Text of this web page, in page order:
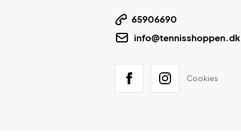
65906690
info@tennisshoppen.dk
Cookies